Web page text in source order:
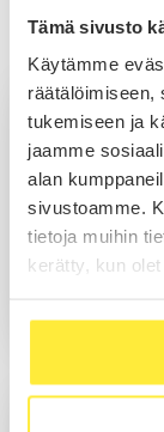
Tämä sivusto
Käytämme
räätälöimiseen,
tukemiseen ja
jaamme
alan
sivustoamme.
tietoja muihin
kerätty, kun
Myynti Lahti
Julius
Myynti
Kia Pöysti